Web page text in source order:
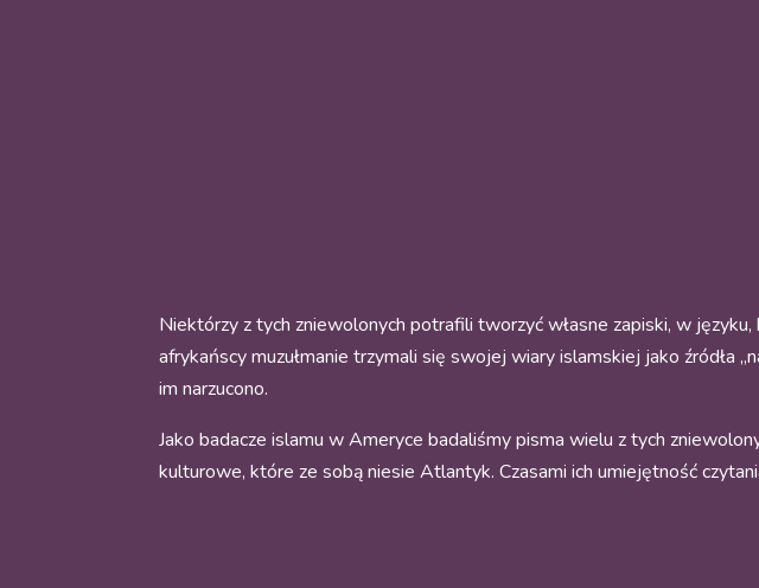
Niektórzy z tych zniewolonych potrafili tworzyć własne zapiski, w
afrykańscy muzułmanie trzymali się swojej wiary islamskiej jako źródła
im narzucono.
Jako badacze islamu w Ameryce badaliśmy pisma wielu z tych
kulturowe, które ze sobą niesie Atlantyk. Czasami ich umiejętność